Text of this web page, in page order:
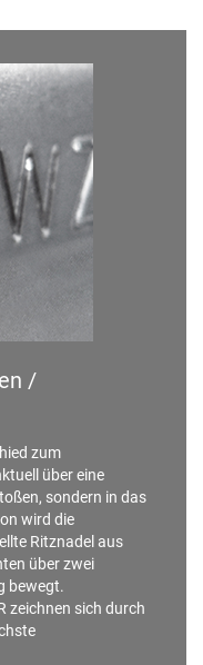
/
zum
über eine
sondern in das
wird die
Ritznadel aus
über zwei
bewegt.
zeichnen sich durch